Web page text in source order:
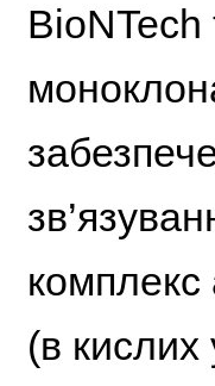
комплекс
(в кислих